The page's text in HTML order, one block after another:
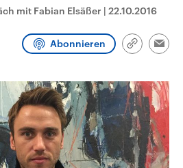
mit Fabian Elsäßer | 22.10.2016
Abonnieren
Link